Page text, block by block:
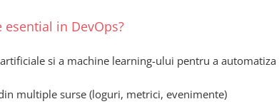
esential in DevOps?
si a machine learning-ului pentru a
multiple surse (loguri, metrici, evenimente)